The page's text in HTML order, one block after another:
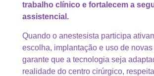
trabalho clínico e fortalecem a
assistencial.
Quando o anestesista participa
escolha, implantação e uso de
garante que a tecnologia seja
realidade do centro cirúrgico,